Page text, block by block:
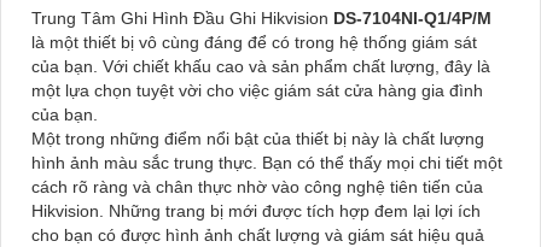
Trung Tâm Ghi Hình Đầu Ghi Hikvision DS-7104NI-Q1/4P/M
là một thiết bị vô cùng đáng để có trong hệ thống giám sát
của bạn. Với chiết khấu cao và sản phẩm chất lượng, đây là
một lựa chọn tuyệt vời cho việc giám sát cửa hàng gia đình
của bạn.
Một trong những điểm nổi bật của thiết bị này là chất lượng
hình ảnh màu sắc trung thực. Bạn có thể thấy mọi chi tiết một
cách rõ ràng và chân thực nhờ vào công nghệ tiên tiến của
Hikvision. Những trang bị mới được tích hợp đem lại lợi ích
cho bạn có được hình ảnh chất lượng và giám sát hiệu quả